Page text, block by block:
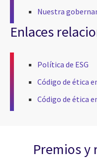
Nuestra
Enlaces
Política de ESG
Código de ética
Código de ética
Premios y